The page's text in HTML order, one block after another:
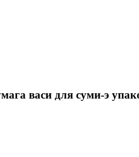
васи для суми-э